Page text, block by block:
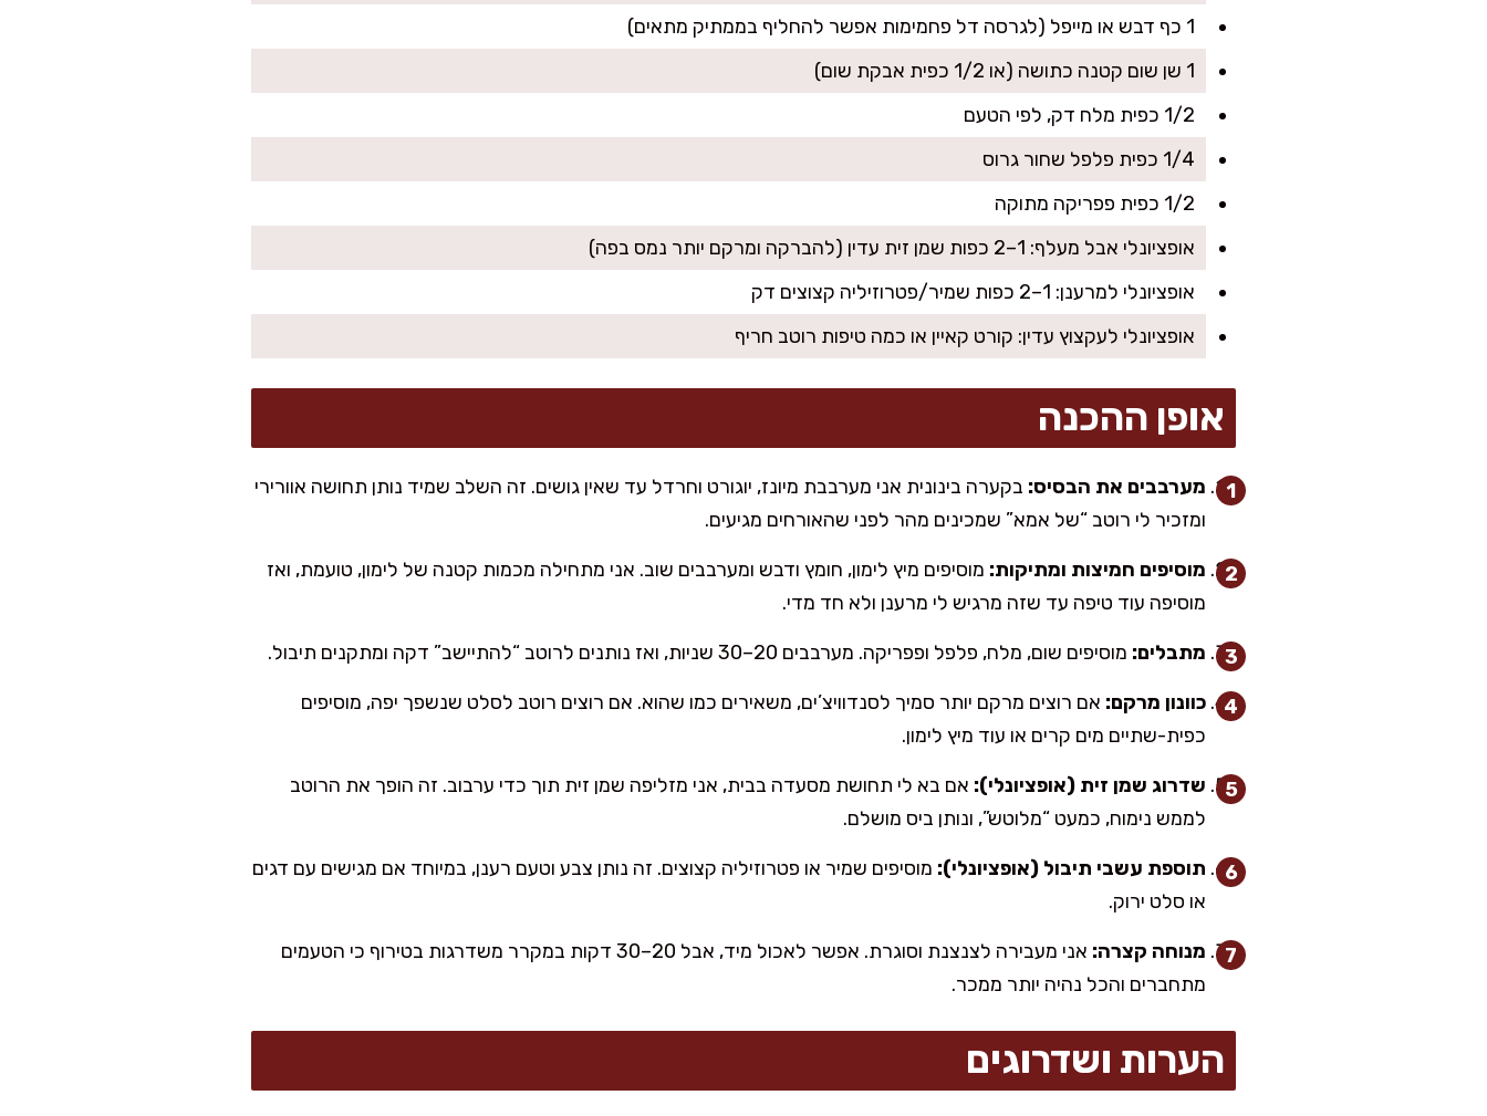
1 כף דבש או מייפל (לגרסה דל פחמימות אפשר להחליף בממתיק מתאים)
1 שן שום קטנה כתושה (או 1/2 כפית אבקת שום)
1/2 כפית מלח דק, לפי הטעם
1/4 כפית פלפל שחור גרוס
1/2 כפית פפריקה מתוקה
אופציונלי אבל מעלף: 1–2 כפות שמן זית עדין (להברקה ומרקם יותר נמס בפה)
אופציונלי למרענן: 1–2 כפות שמיר/פטרוזיליה קצוצים דק
אופציונלי לעקצוץ עדין: קורט קאיין או כמה טיפות רוטב חריף
אופן ההכנה
מערבבים את הבסיס: בקערה בינונית אני מערבבת מיונז, יוגורט וחרדל עד שאין גושים. זה השלב שמיד נותן תחושה אוורירי
ומזכיר לי רוטב “של אמא” שמכינים מהר לפני שהאורחים מגיעים.
מוסיפים חמיצות ומתיקות: מוסיפים מיץ לימון, חומץ ודבש ומערבבים שוב. אני מתחילה מכמות קטנה של לימון, טועמת, ואז
מוסיפה עוד טיפה עד שזה מרגיש לי מרענן ולא חד מדי.
מתבלים: מוסיפים שום, מלח, פלפל ופפריקה. מערבבים 20–30 שניות, ואז נותנים לרוטב “להתיישב” דקה ומתקנים תיבול.
כוונון מרקם: אם רוצים מרקם יותר סמיך לסנדוויצ’ים, משאירים כמו שהוא. אם רוצים רוטב לסלט שנשפך יפה, מוסיפים
כפית-שתיים מים קרים או עוד מיץ לימון.
שדרוג שמן זית (אופציונלי): אם בא לי תחושת מסעדה בבית, אני מזליפה שמן זית תוך כדי ערבוב. זה הופך את הרוטב
לממש נימוח, כמעט “מלוטש”, ונותן ביס מושלם.
תוספת עשבי תיבול (אופציונלי): מוסיפים שמיר או פטרוזיליה קצוצים. זה נותן צבע וטעם רענן, במיוחד אם מגישים עם דגים
או סלט ירוק.
מנוחה קצרה:
אני מעבירה לצנצנת וסוגרת. אפשר לאכול מיד, אבל 20–30 דקות במקרר משדרגות בטירוף כי הטעמים
מתחברים והכל נהיה יותר ממכר.
הערות ושדרוגים